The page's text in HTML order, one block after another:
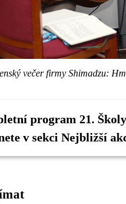
večer firmy Shimadzu:
program 21.
v sekci Nejbližší